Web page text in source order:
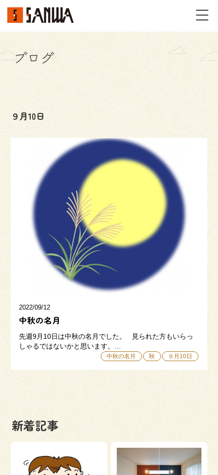
イベント・見学会
不動産情報
事例
パーツギャラリー
お客様の声
私たちのこと
三和建設の強み
リフォーム
会社概要
054-365-3838
来場予約 資料請求
ブログ
９月10日
2022/09/12
中秋の名月
先週9月10日は中秋の名月でした。 見られた方もいらっ
しゃるではないかと思います。…
中秋の名月 秋 ９月10日
新着記事